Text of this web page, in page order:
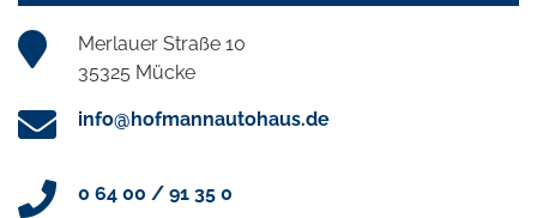
Merlauer Straße 10
35325 Mücke
info@hofmannautohaus.de
0 64 00 / 91 35 0